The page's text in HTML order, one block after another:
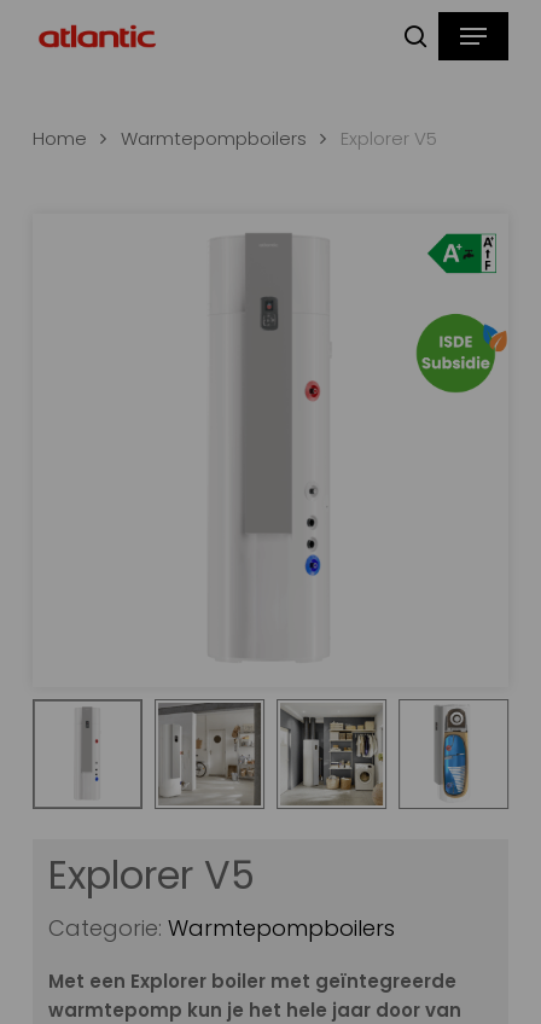
zoeken
Menu
Home Warmtepompboilers Explorer V5
Explorer V5
Categorie:Warmtepompboilers
Met een Explorer boiler met geïntegreerde
warmtepomp kun je het hele jaar door van